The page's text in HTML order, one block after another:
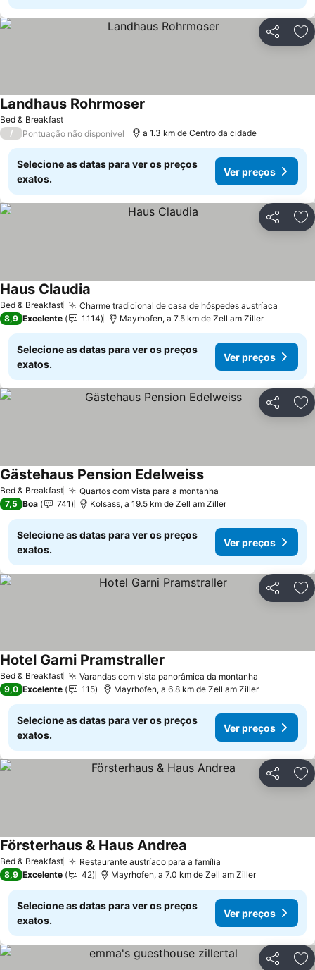
Partilhar
Bed & Breakfast
Landhaus Rohrmoser
/ Pontuação não disponível a 1.3 km de Centro da cidade
Selecione as datas para ver os preços
exatos.
Ver preços
Partilhar
Bed & Breakfast Charme tradicional de casa de hóspedes austríaca
Haus Claudia
8,9 Excelente 1.114 Mayrhofen, a 7.5 km de Zell am Ziller
Selecione as datas para ver os preços
exatos.
Ver preços
Partilhar
Bed & Breakfast Quartos com vista para a montanha
Gästehaus Pension Edelweiss
7,5 Boa 741 Kolsass, a 19.5 km de Zell am Ziller
Selecione as datas para ver os preços
exatos.
Ver preços
Partilhar
Bed & Breakfast Varandas com vista panorâmica da montanha
Hotel Garni Pramstraller
9,0 Excelente 115 Mayrhofen, a 6.8 km de Zell am Ziller
Selecione as datas para ver os preços
exatos.
Ver preços
Partilhar
Bed & Breakfast Restaurante austríaco para a família
Försterhaus & Haus Andrea
8,9 Excelente 42 Mayrhofen, a 7.0 km de Zell am Ziller
Selecione as datas para ver os preços
exatos.
Ver preços
Partilhar